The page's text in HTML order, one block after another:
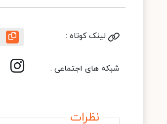
لینک کوتاه :
شبکه های اجتماعی :
نظرات